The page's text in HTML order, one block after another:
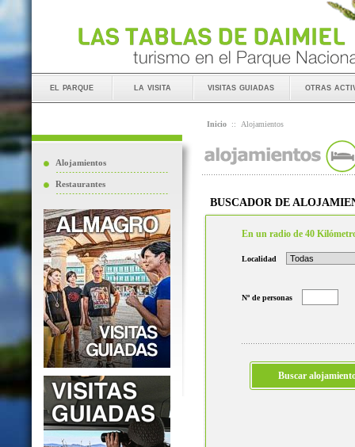
el parque la visita visitas guiadas otras
Alojamientos
Restaurantes
Inicio :: Alojamientos
BUSCADOR DE
En un radio de 40
Localidad
Nº de personas